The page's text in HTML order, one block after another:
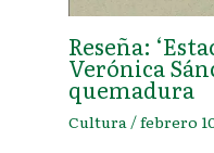
Reseña:
Verónica
quemadura
Cultura /febrero